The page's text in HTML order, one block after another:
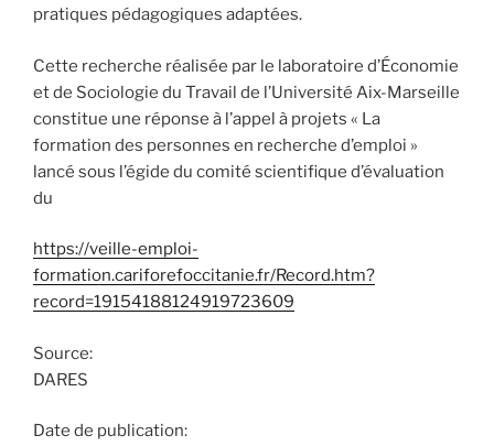
pratiques pédagogiques adaptées.
Cette recherche réalisée par le laboratoire d’Économie
et de Sociologie du Travail de l’Université Aix-Marseille
constitue une réponse à l’appel à projets « La
formation des personnes en recherche d’emploi »
lancé sous l’égide du comité scientifique d’évaluation
du
https://veille-emploi-
formation.cariforefoccitanie.fr/Record.htm?
record=19154188124919723609
Source:
DARES
Date de publication: